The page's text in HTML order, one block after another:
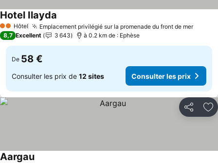
2 Étoiles
Hôtel Emplacement privilégié sur la promenade du front de mer
Hotel Ilayda
8,7 Excellent 3 643 à 0.2 km de : Ephèse
De 58 €
Consulter les prix de 12 sites Consulter les prix
Partager
Aargau